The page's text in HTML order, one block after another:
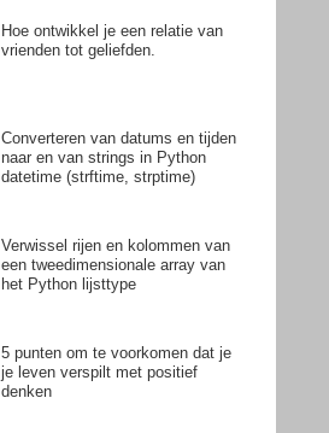
Hoe ontwikkel je een relatie van
vrienden tot geliefden.
Converteren van datums en tijden
naar en van strings in Python
datetime (strftime, strptime)
Verwissel rijen en kolommen van
een tweedimensionale array van
het Python lijsttype
5 punten om te voorkomen dat je
je leven verspilt met positief
denken